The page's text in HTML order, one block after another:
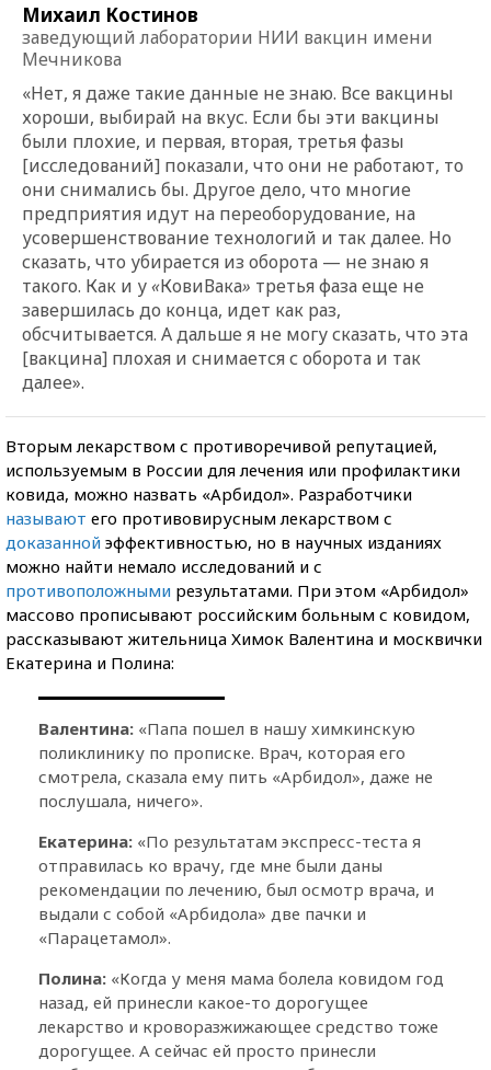
Михаил Костинов
заведующий лаборатории НИИ вакцин имени
Мечникова
«Нет, я даже такие данные не знаю. Все вакцины
хороши, выбирай на вкус. Если бы эти вакцины
были плохие, и первая, вторая, третья фазы
[исследований] показали, что они не работают, то
они снимались бы. Другое дело, что многие
предприятия идут на переоборудование, на
усовершенствование технологий и так далее. Но
сказать, что убирается из оборота — не знаю я
такого. Как и у«КовиВака» третья фаза еще не
завершилась до конца, идет как раз,
обсчитывается. А дальше я не могу сказать, что эта
[вакцина] плохая и снимается с оборота и так
далее».
Вторым лекарством с противоречивой репутацией,
используемым в России для лечения или профилактики
ковида, можно назвать «Арбидол». Разработчики
называют его противовирусным лекарством с
доказанной эффективностью, но в научных изданиях
можно найти немало исследований и с
противоположными результатами. При этом «Арбидол»
массово прописывают российским больным с ковидом,
рассказывают жительница Химок Валентина и москвички
Екатерина и Полина:
Валентина: «Папа пошел в нашу химкинскую
поликлинику по прописке. Врач, которая его
смотрела, сказала ему пить «Арбидол», даже не
послушала, ничего».
Екатерина: «По результатам экспресс-теста я
отправилась ко врачу, где мне были даны
рекомендации по лечению, был осмотр врача, и
выдали с собой «Арбидола» две пачки и
«Парацетамол».
Полина: «Когда у меня мама болела ковидом год
назад, ей принесли какое-то дорогущее
лекарство и кроворазжижающее средство тоже
дорогущее. А сейчас ей просто принесли